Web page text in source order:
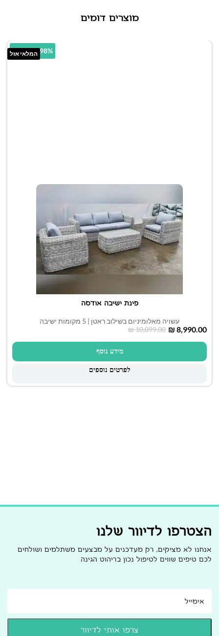
מוצרים דומים
המלאי אזל10.98% הנחה
פינת ישיבה אודסה
עשויה מאלומיניום בשילוב ראטן | 5 מקומות ישיבה
₪10,099.00 ₪ 8,990.00
מידע נוסף
לפרטים נוספים
הצטרפו לדיוור שלנו
אנחנו לא מציקים, רק מעדכנים על מבצעים משתלמים ושולחים
לכם טיפים שווים לטיפול נכון בריהוט הגינה